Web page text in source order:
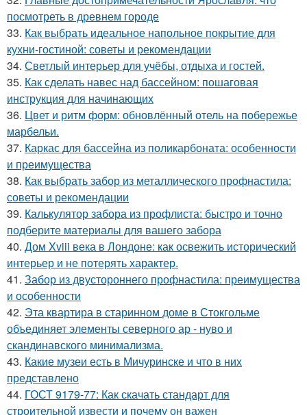
посмотреть в древнем городе
33. Как выбрать идеальное напольное покрытие для
кухни-гостиной: советы и рекомендации
34. Светлый интерьер для учёбы, отдыха и гостей.
35. Как сделать навес над бассейном: пошаговая
инструкция для начинающих
36. Цвет и ритм форм: обновлённый отель на побережье
марбельи.
37. Каркас для бассейна из поликарбоната: особенности
и преимущества
38. Как выбрать забор из металлического профнастила:
советы и рекомендации
39. Калькулятор забора из профлиста: быстро и точно
подберите материалы для вашего забора
40. Дом Xviii века в Лондоне: как освежить исторический
интерьер и не потерять характер.
41. Забор из двустороннего профнастила: преимущества
и особенности
42. Эта квартира в старинном доме в Стокгольме
объединяет элементы северного ар - нуво и
скандинавского минимализма.
43. Какие музеи есть в Мичуринске и что в них
представлено
44. ГОСТ 9179-77: Как скачать стандарт для
строительной извести и почему он важен